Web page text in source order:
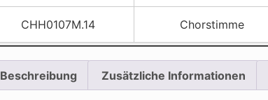
CHH0107M.14 Chorstimme
Beschreibung Zusätzliche Informationen